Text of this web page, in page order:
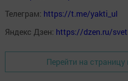
Телеграм: https://t.me/yakti_ul
Яндекс Дзен: https://dzen.ru/
Перейти на страницу